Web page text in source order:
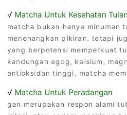
√ Matcha Untuk Kesehatan
matcha bukan hanya minuman
menenangkan pikiran, tetapi
yang berpotensi memperkuat
kandungan egcg, kalsium,
antioksidan tinggi, matcha
√ Matcha Untuk Peradangan
gan merupakan respon alami